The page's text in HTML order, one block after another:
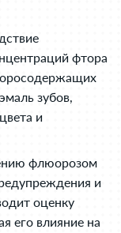
фтора
зубов,
и
флюорозом
и
оценку
его влияние на